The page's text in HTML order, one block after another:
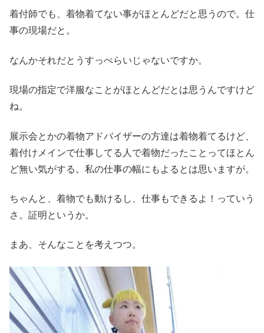
着付師でも、着物着てない事がほとんどだと思うので。仕
事の現場だと。
なんかそれだとうすっぺらいじゃないですか。
現場の指定で洋服なことがほとんどだとは思うんですけど
ね。
展示会とかの着物アドバイザーの方達は着物着てるけど、
着付けメインで仕事してる人で着物だったことってほとん
ど無い気がする。私の仕事の幅にもよるとは思いますが。
ちゃんと、着物でも動けるし、仕事もできるよ！っていう
さ。証明というか。
まあ、そんなことを考えつつ。